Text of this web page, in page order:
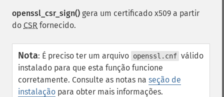
openssl_csr_sign() gera um certificado x509 a partir
do CSR fornecido.
Nota: É preciso ter um arquivo openssl.cnf válido
instalado para que esta função funcione
corretamente. Consulte as notas na seção de
instalação para obter mais informações.